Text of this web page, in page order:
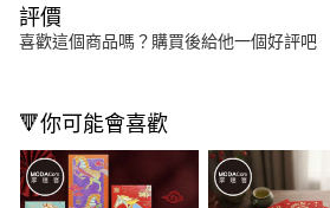
評價
喜歡這個商品嗎？購買後給他一個好評吧
🔻你可能會喜歡